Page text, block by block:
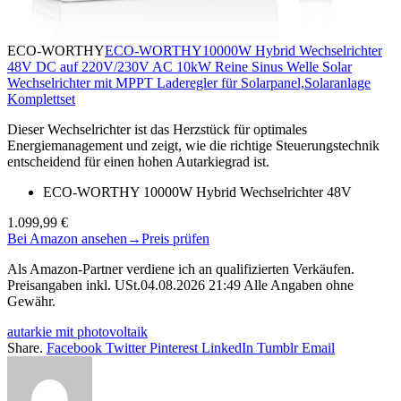
ECO-WORTHYECO-WORTHY10000W Hybrid Wechselrichter
48V DC auf 220V/230V AC 10kW Reine Sinus Welle Solar
Wechselrichter mit MPPT Laderegler für Solarpanel,Solaranlage
Komplettset
Dieser Wechselrichter ist das Herzstück für optimales
Energiemanagement und zeigt, wie die richtige Steuerungstechnik
entscheidend für einen hohen Autarkiegrad ist.
ECO-WORTHY 10000W Hybrid Wechselrichter 48V
1.099,99 €
Bei Amazon ansehen →Preis prüfen
Als Amazon-Partner verdiene ich an qualifizierten Verkäufen.
Preisangaben inkl. USt.04.08.2026 21:49 Alle Angaben ohne
Gewähr.
autarkie mit photovoltaik
Share. Facebook Twitter Pinterest LinkedIn Tumblr Email